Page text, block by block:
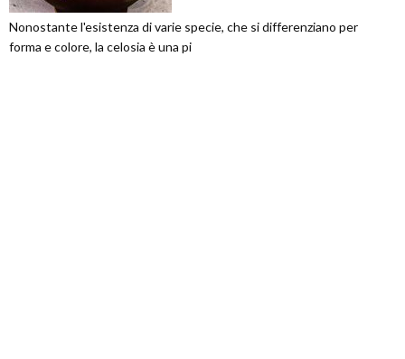
Nonostante l'esistenza di varie specie, che si differenziano per
forma e colore, la celosia è una pi